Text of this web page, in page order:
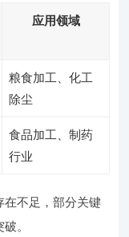
应用领域
粮食加工、化工
除尘
食品加工、制药
行业
在不足，部分关键
。